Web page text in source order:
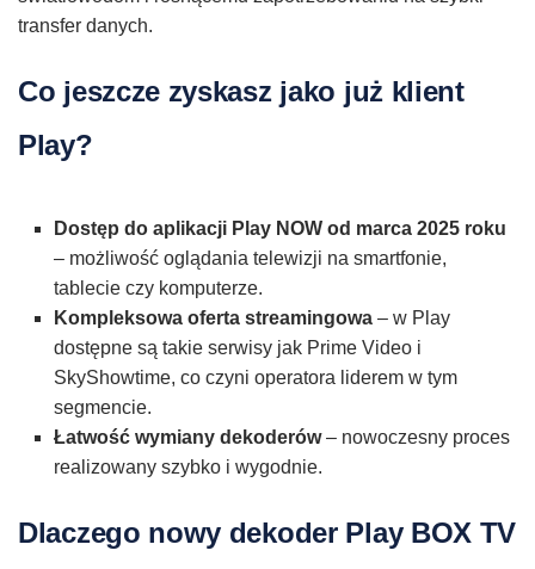
transfer danych.
Co jeszcze zyskasz jako już klient
Play?
Dostęp do aplikacji Play NOW od marca 2025 roku
– możliwość oglądania telewizji na smartfonie,
tablecie czy komputerze.
Kompleksowa oferta streamingowa – w Play
dostępne są takie serwisy jak Prime Video i
SkyShowtime, co czyni operatora liderem w tym
segmencie.
Łatwość wymiany dekoderów– nowoczesny proces
realizowany szybko i wygodnie.
Dlaczego nowy dekoder Play BOX TV